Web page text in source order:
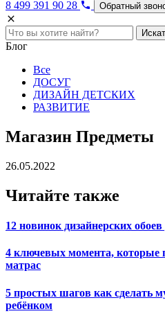
8 499 391 90 28 Обратный
Блог
Все
ДОСУГ
ДИЗАЙН ДЕТСКИХ
РАЗВИТИЕ
Магазин Предметы
26.05.2022
Читайте также
12 новинок дизайнерских
4 ключевых момента, которые
матрас
5 простых шагов как сделать
ребёнком